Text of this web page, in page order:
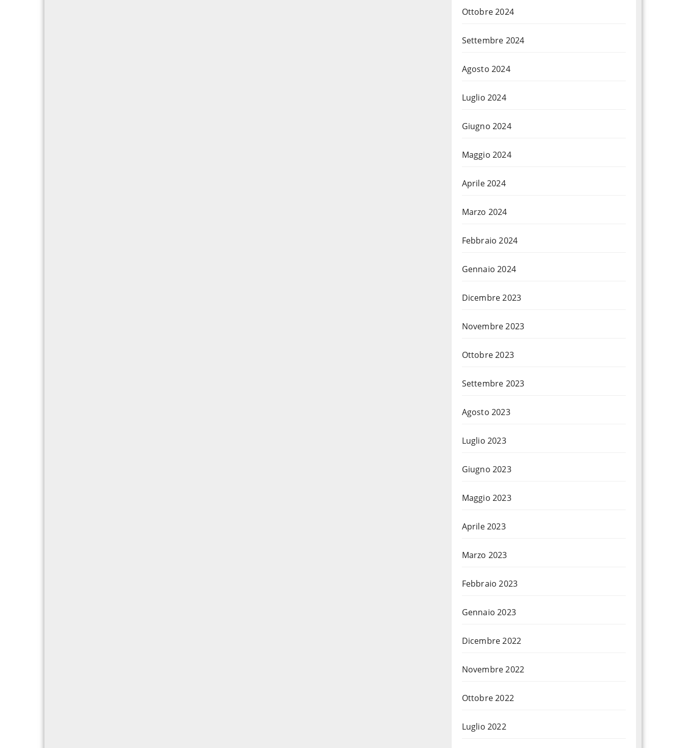
Ottobre 2024
Settembre 2024
Agosto 2024
Luglio 2024
Giugno 2024
Maggio 2024
Aprile 2024
Marzo 2024
Febbraio 2024
Gennaio 2024
Dicembre 2023
Novembre 2023
Ottobre 2023
Settembre 2023
Agosto 2023
Luglio 2023
Giugno 2023
Maggio 2023
Aprile 2023
Marzo 2023
Febbraio 2023
Gennaio 2023
Dicembre 2022
Novembre 2022
Ottobre 2022
Luglio 2022